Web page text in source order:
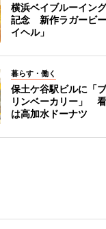
横浜ベイブルーイン
記念 新作ラガービ
イヘル」
暮らす・働く
保土ケ谷駅ビルに「
リンベーカリー」
は高加水ドーナツ